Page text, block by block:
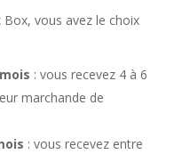
vous avez le choix
: vous recevez 4 à 6
marchande de
: vous recevez entre